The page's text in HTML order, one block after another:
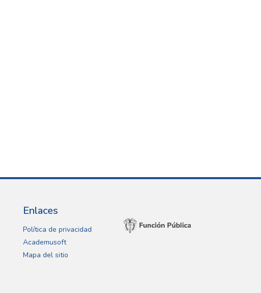
Enlaces
Política de privacidad
Academusoft
Mapa del sitio